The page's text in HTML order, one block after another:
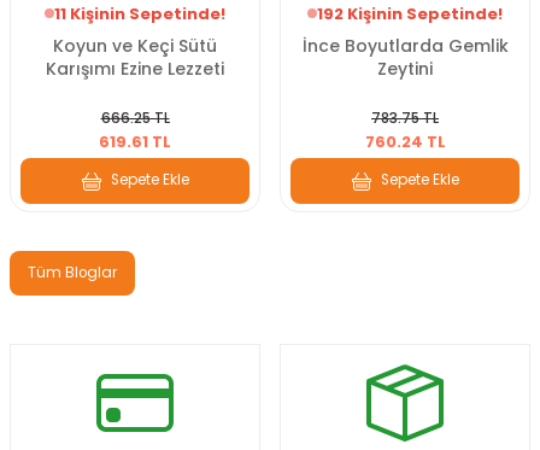
11 Kişinin Sepetinde!
Koyun ve Keçi Sütü
Karışımı Ezine Lezzeti
666.25 TL
619.61 TL
Sepete Ekle
192 Kişinin Sepetinde!
İnce Boyutlarda Gemlik
Zeytini
783.75 TL
760.24 TL
Sepete Ekle
Tüm Bloglar